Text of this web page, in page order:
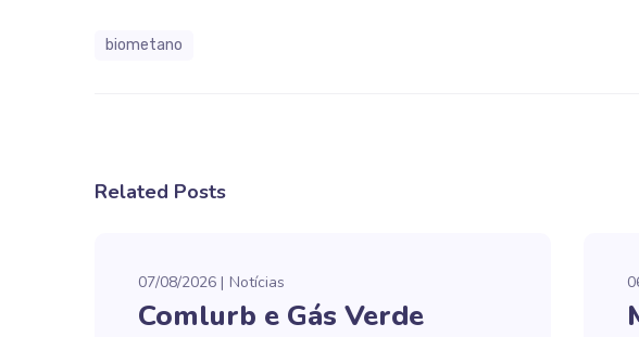
biometano
Related Posts
07/08/2026 Notícias
Comlurb e Gás Verde